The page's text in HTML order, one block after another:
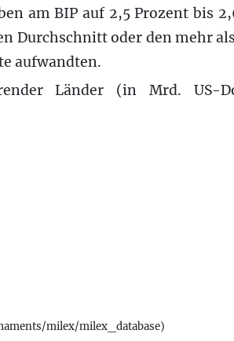
am BIP auf 2,5 Prozent bis
Durchschnitt oder den mehr
aufwandten.
Länder (in Mrd. US-
milex/milex_database)